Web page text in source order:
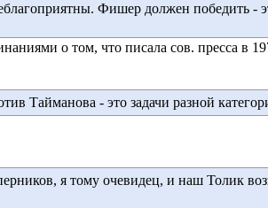
Фишер должен победить -
о том, что писала сов. пресса в
Тайманова - это задачи разной
я тому очевидец, и наш Толик